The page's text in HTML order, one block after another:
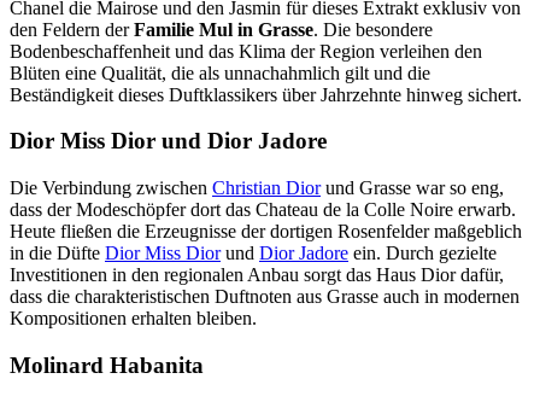
Chanel die Mairose und den Jasmin für dieses Extrakt exklusiv von
den Feldern derFamilie Mul in Grasse. Die besondere
Bodenbeschaffenheit und das Klima der Region verleihen den
Blüten eine Qualität, die als unnachahmlich gilt und die
Beständigkeit dieses Duftklassikers über Jahrzehnte hinweg sichert.
Dior Miss Dior und Dior Jadore
Die Verbindung zwischen Christian Diorund Grasse war so eng,
dass der Modeschöpfer dort das Chateau de la Colle Noire erwarb.
Heute fließen die Erzeugnisse der dortigen Rosenfelder maßgeblich
in die Düfte Dior Miss Diorund Dior Jadore ein. Durch gezielte
Investitionen in den regionalen Anbau sorgt das Haus Dior dafür,
dass die charakteristischen Duftnoten aus Grasse auch in modernen
Kompositionen erhalten bleiben.
Molinard Habanita